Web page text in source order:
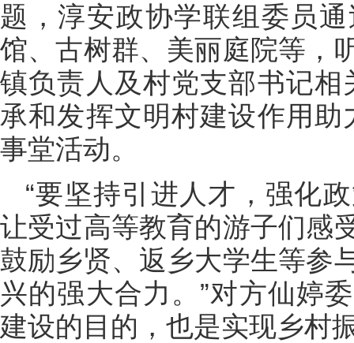
题，淳安政协学联组委员
馆、古树群、美丽庭院等，
镇负责人及村党支部书记相
承和发挥文明村建设作用
事堂活动。
“要坚持引进人才，强化
让受过高等教育的游子们感
鼓励乡贤、返乡大学生等参
兴的强大合力。”对方仙婷
建设的目的，也是实现乡村